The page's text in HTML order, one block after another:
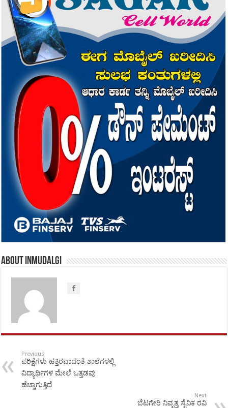
About inmudalgi
Previous
ಪರಿಕ್ಷೆಗಳು ಹತ್ತಿರವಾದಂತೆ ಶಾಲೆಗಳಲ್ಲಿ
ವಿದ್ಯಾರ್ಥಿಗಳ ಮೇಲೆ ಒತ್ತಡವು
ಹೆಚ್ಚಾಗುತ್ತಿದೆ
Next
ಬೆಟಗೇರಿ ನಿವೃತ್ತ ಸೈನಿಕ ರವಿ